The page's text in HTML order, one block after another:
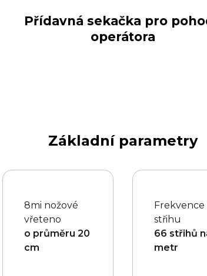
Přídavná sekačka pro
operátora
Základní parametry
8mi nožové
vřeteno
o průměru 20
cm
Frekvence
střihu
66 střihů
metr